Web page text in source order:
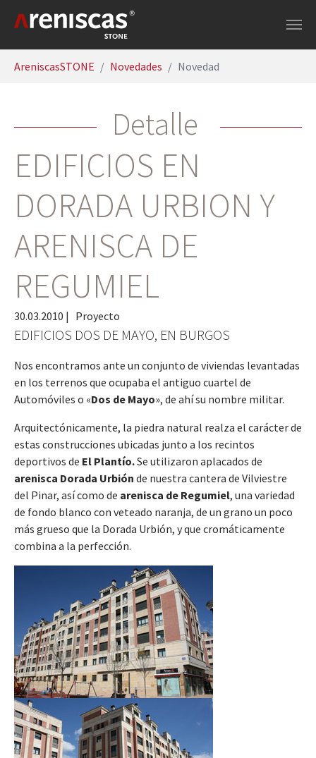
AreniscasSTONE Novedades Novedad
Detalle
EDIFICIOS EN
DORADA URBION Y
ARENISCA DE
REGUMIEL
30.03.2010 | Proyecto
EDIFICIOS DOS DE MAYO, EN BURGOS
Nos encontramos ante un conjunto de viviendas levantadas
en los terrenos que ocupaba el antiguo cuartel de
Automóviles o «Dos de Mayo», de ahí su nombre militar.
Arquitectónicamente, la piedra natural realza el carácter de
estas construcciones ubicadas junto a los recintos
deportivos de El Plantío.Se utilizaron aplacados de
arenisca Dorada Urbión de nuestra cantera de Vilviestre
del Pinar, así como de arenisca de Regumiel, una variedad
de fondo blanco con veteado naranja, de un grano un poco
más grueso que la Dorada Urbión, y que cromáticamente
combina a la perfección.